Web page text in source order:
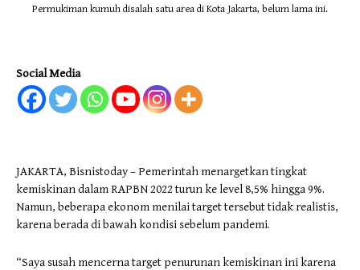
Permukiman kumuh disalah satu area di Kota Jakarta, belum lama ini.
Social Media
JAKARTA, Bisnistoday – Pemerintah menargetkan tingkat
kemiskinan dalam RAPBN 2022 turun ke level 8,5% hingga 9%.
Namun, beberapa ekonom menilai target tersebut tidak realistis,
karena berada di bawah kondisi sebelum pandemi.
“Saya susah mencerna target penurunan kemiskinan ini karena